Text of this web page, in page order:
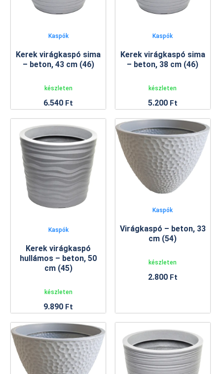
Kaspók
Kerek virágkaspó sima
– beton, 43 cm (46)
készleten
6.540 Ft
Kaspók
Kerek virágkaspó sima
– beton, 38 cm (46)
készleten
5.200 Ft
Kaspók
Kerek virágkaspó
hullámos – beton, 50
cm (45)
készleten
9.890 Ft
Kaspók
Virágkaspó – beton, 33
cm (54)
készleten
2.800 Ft